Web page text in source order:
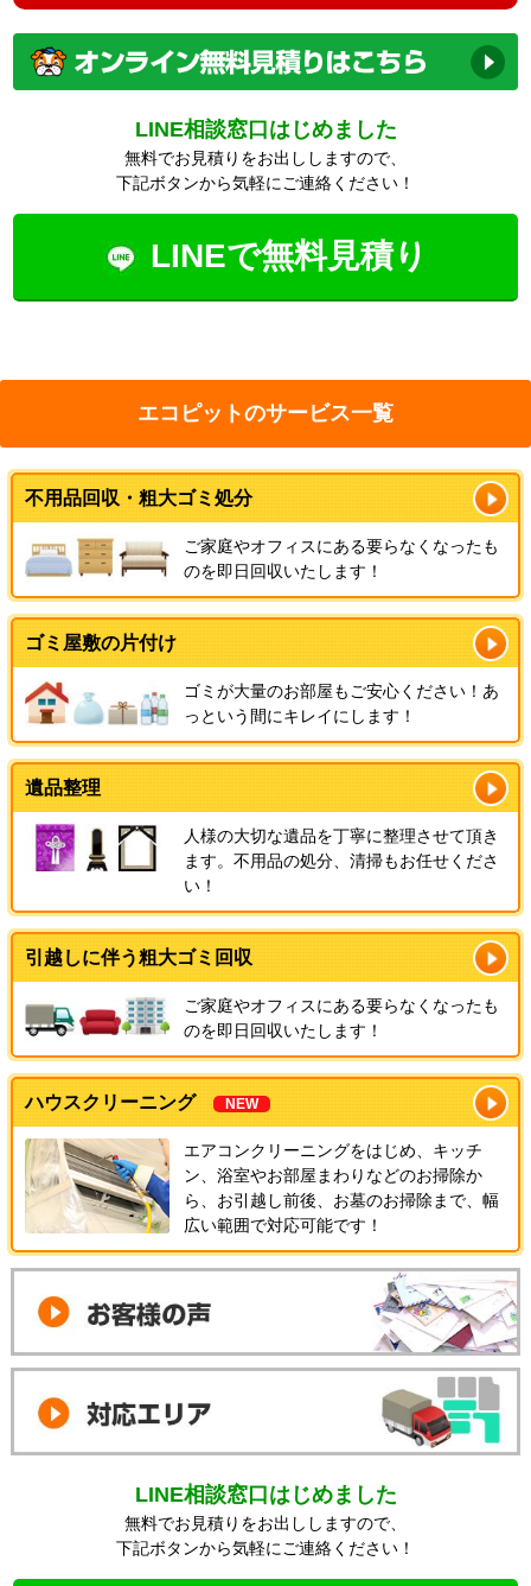
LINE相談窓口はじめました
無料でお見積りをお出ししますので、
下記ボタンから気軽にご連絡ください！
LINEで無料見積り
エコピットのサービス一覧
不用品回収・粗大ゴミ処分
ご家庭やオフィスにある要らなくなったも
のを即日回収いたします！
ゴミ屋敷の片付け
ゴミが大量のお部屋もご安心ください！あ
っという間にキレイにします！
遺品整理
人様の大切な遺品を丁寧に整理させて頂き
ます。不用品の処分、清掃もお任せくださ
い！
引越しに伴う粗大ゴミ回収
ご家庭やオフィスにある要らなくなったも
のを即日回収いたします！
ハウスクリーニング NEW
エアコンクリーニングをはじめ、キッチ
ン、浴室やお部屋まわりなどのお掃除か
ら、お引越し前後、お墓のお掃除まで、幅
広い範囲で対応可能です！
LINE相談窓口はじめました
無料でお見積りをお出ししますので、
下記ボタンから気軽にご連絡ください！